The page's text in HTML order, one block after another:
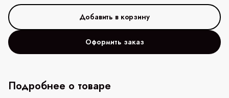
Оформить заказ
Подробнее о товаре